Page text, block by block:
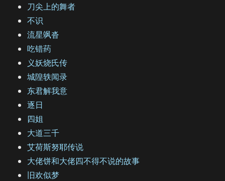
刀尖上的舞者
不识
流星飒沓
吃错药
义妖烧氏传
城隍轶闻录
东君解我意
逐日
四姐
大道三千
艾荷斯努耶传说
大佬饼和大佬四不得不说的故事
旧欢似梦